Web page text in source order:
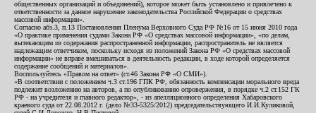
общественных организаций и объединений), которое может быть установлено и привлечено к
ответственности за данное нарушение законодательства Российской Федерации о средствах
массовой информации».
Согласно абз.3, п.13 Постановления Пленума Верховного Суда РФ №16 от 15 июня 2010 года
«О практике применения судами Закона РФ «О средствах массовой информации», «по делам,
вытекающим из содержания распространенной информации, распространитель не является
надлежащим ответчиком, поскольку исходя из положений Закона РФ «О средствах массовой
информации» не вправе вмешиваться в деятельность редакции, в ходе которой определяется
содержание сообщений и материалов».
Воспользуйтесь «Правом на ответ» (ст.46 Закона РФ «О СМИ»).
«В соответствии с положением ч.3 ст.196 ГПК РФ, обязанность компенсации морального вреда
подлежит возложению на авторов, а по опубликованию опровержения, в порядке ч.2 ст.152 ГК
РФ - на учредителя и главного редактор», - из апелляционного определения Хабаровского
краевого суда от 22.08.2012 г. (дело №33-5325/2012) председательствующего И.И.Куликовой,